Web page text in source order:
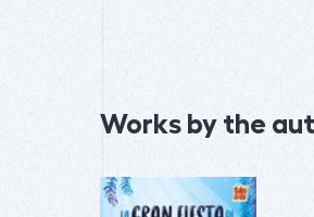
Works by the